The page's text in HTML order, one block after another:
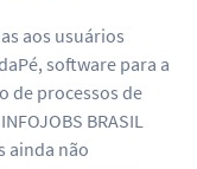
aos usuários
software para a
de processos de
BRASIL
ainda não